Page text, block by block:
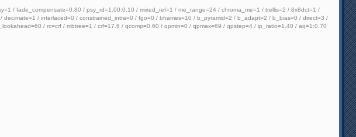
/ fade_compensate=0.80 / psy_rd=1.00:0.10 / mixed_ref=1 / me_range=24 / chroma_me=1 / trellis=2 / 8x8dct=1 /
/ interlaced=0 / constrained_intra=0 / fgo=0 / bframes=10 / b_pyramid=2 / b_adapt=2 / b_bias=0 / direct=3 /
/ rc=crf / mbtree=1 / crf=17.6 / qcomp=0.60 / qpmin=0 / qpmax=69 / qpstep=4 / ip_ratio=1.40 / aq=1:0.70